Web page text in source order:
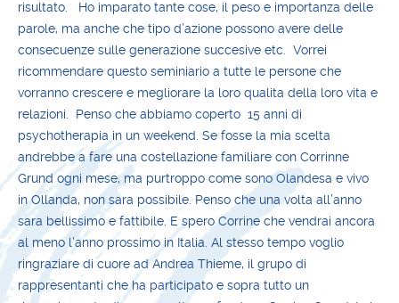
risultato. Ho imparato tante cose, il peso e importanza delle
parole, ma anche che tipo d’azione possono avere delle
consecuenze sulle generazione succesive etc. Vorrei
ricommendare questo seminiario a tutte le persone che
vorranno crescere e megliorare la loro qualita della loro vita e
relazioni. Penso che abbiamo coperto 15 anni di
psychotherapia in un weekend. Se fosse la mia scelta
andrebbe a fare una costellazione familiare con Corrinne
Grund ogni mese, ma purtroppo come sono Olandesa e vivo
in Ollanda, non sara possibile. Penso che una volta all’anno
sara bellissimo e fattibile. E spero Corrine che vendrai ancora
al meno l’anno prossimo in Italia. Al stesso tempo voglio
ringraziare di cuore ad Andrea Thieme, il grupo di
rappresentanti che ha participato e sopra tutto un